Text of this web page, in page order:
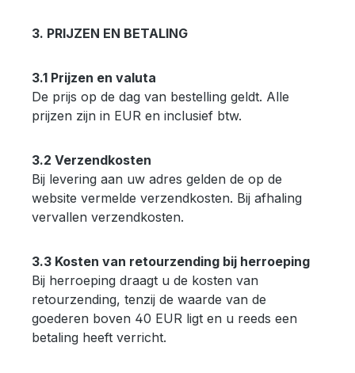
3. PRIJZEN EN BETALING
3.1 Prijzen en valuta
De prijs op de dag van bestelling geldt. Alle
prijzen zijn in EUR en inclusief btw.
3.2 Verzendkosten
Bij levering aan uw adres gelden de op de
website vermelde verzendkosten. Bij afhaling
vervallen verzendkosten.
3.3 Kosten van retourzending bij herroeping
Bij herroeping draagt u de kosten van
retourzending, tenzij de waarde van de
goederen boven 40 EUR ligt en u reeds een
betaling heeft verricht.